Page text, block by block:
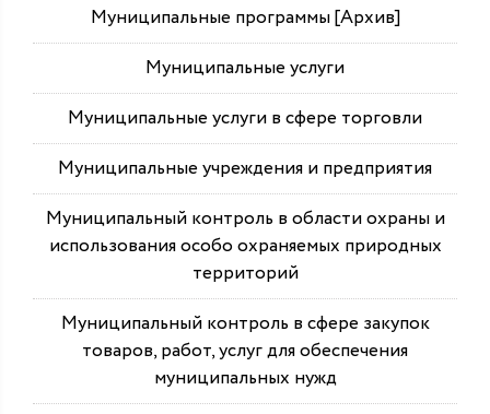
Муниципальные программы [Архив]
Муниципальные услуги
Муниципальные услуги в сфере торговли
Муниципальные учреждения и предприятия
Муниципальный контроль в области охраны и
использования особо охраняемых природных
территорий
Муниципальный контроль в сфере закупок
товаров, работ, услуг для обеспечения
муниципальных нужд